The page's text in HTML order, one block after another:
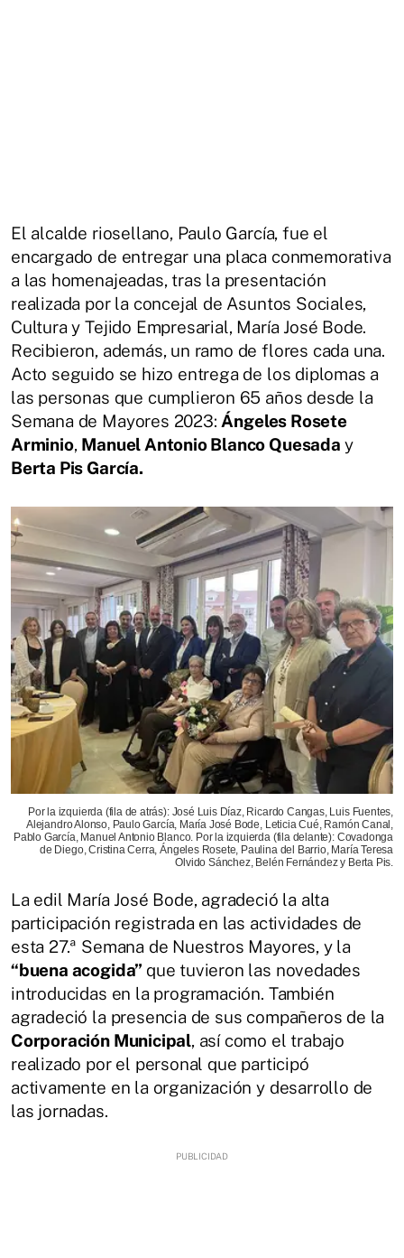
El alcalde riosellano, Paulo García, fue el
encargado de entregar una placa conmemorativa
a las homenajeadas, tras la presentación
realizada por la concejal de Asuntos Sociales,
Cultura y Tejido Empresarial, María José Bode.
Recibieron, además, un ramo de flores cada una.
Acto seguido se hizo entrega de los diplomas a
las personas que cumplieron 65 años desde la
Semana de Mayores 2023: Ángeles Rosete
Arminio, Manuel Antonio Blanco Quesada y
Berta Pis García.
Por la izquierda (fila de atrás): José Luis Díaz, Ricardo Cangas, Luis Fuentes,
Alejandro Alonso, Paulo García, María José Bode, Leticia Cué, Ramón Canal,
Pablo García, Manuel Antonio Blanco. Por la izquierda (fila delante): Covadonga
de Diego, Cristina Cerra, Ángeles Rosete, Paulina del Barrio, María Teresa
Olvido Sánchez, Belén Fernández y Berta Pis.
La edil María José Bode, agradeció la alta
participación registrada en las actividades de
esta 27.ª Semana de Nuestros Mayores, y la
“buena acogida” que tuvieron las novedades
introducidas en la programación. También
agradeció la presencia de sus compañeros de la
Corporación Municipal, así como el trabajo
realizado por el personal que participó
activamente en la organización y desarrollo de
las jornadas.